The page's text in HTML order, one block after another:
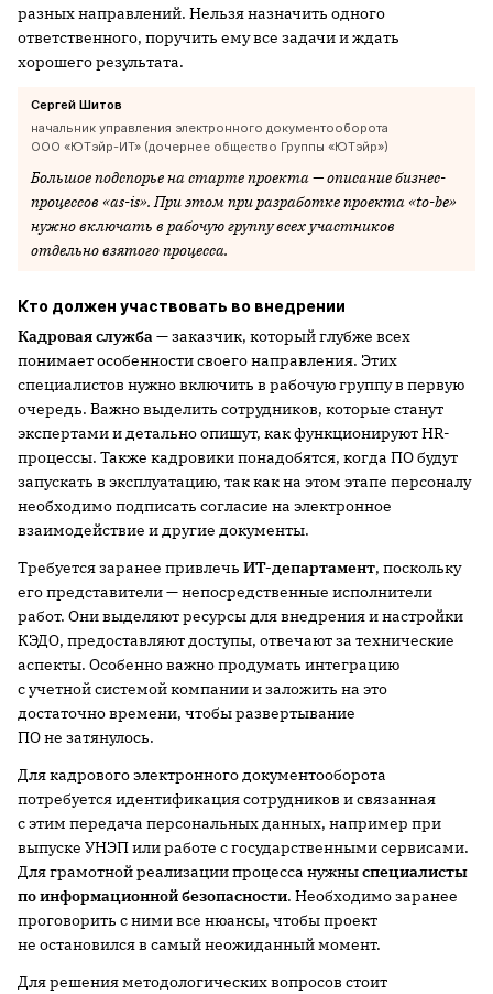
разных направлений. Нельзя назначить одного
ответственного, поручить ему все задачи и ждать
хорошего результата.
Сергей Шитов
начальник управления электронного документооборота
ООО «ЮТэйр-ИТ» (дочернее общество Группы «ЮТэйр»)
Большое подспорье на старте проекта — описание бизнес-
процессов «as-is». При этом при разработке проекта «to-be»
нужно включать в рабочую группу всех участников
отдельно взятого процесса.
Кто должен участвовать во внедрении
Кадровая служба — заказчик, который глубже всех
понимает особенности своего направления. Этих
специалистов нужно включить в рабочую группу в первую
очередь. Важно выделить сотрудников, которые станут
экспертами и детально опишут, как функционируют HR-
процессы. Также кадровики понадобятся, когда ПО будут
запускать в эксплуатацию, так как на этом этапе персоналу
необходимо подписать согласие на электронное
взаимодействие и другие документы.
Требуется заранее привлечь ИТ-департамент, поскольку
его представители — непосредственные исполнители
работ. Они выделяют ресурсы для внедрения и настройки
КЭДО, предоставляют доступы, отвечают за технические
аспекты. Особенно важно продумать интеграцию
с учетной системой компании и заложить на это
достаточно времени, чтобы развертывание
ПО не затянулось.
Для кадрового электронного документооборота
потребуется идентификация сотрудников и связанная
с этим передача персональных данных, например при
выпуске УНЭП или работе с государственными сервисами.
Для грамотной реализации процесса нужныспециалисты
по информационной безопасности. Необходимо заранее
проговорить с ними все нюансы, чтобы проект
не остановился в самый неожиданный момент.
Для решения методологических вопросов стоит